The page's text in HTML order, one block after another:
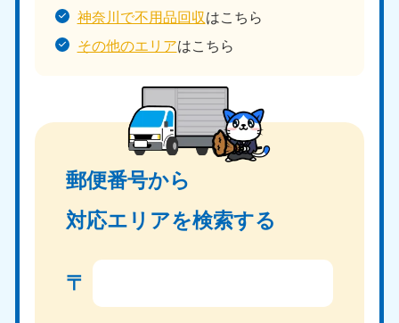
神奈川で不用品回収はこちら
その他のエリアはこちら
郵便番号から
対応エリアを検索する
〒